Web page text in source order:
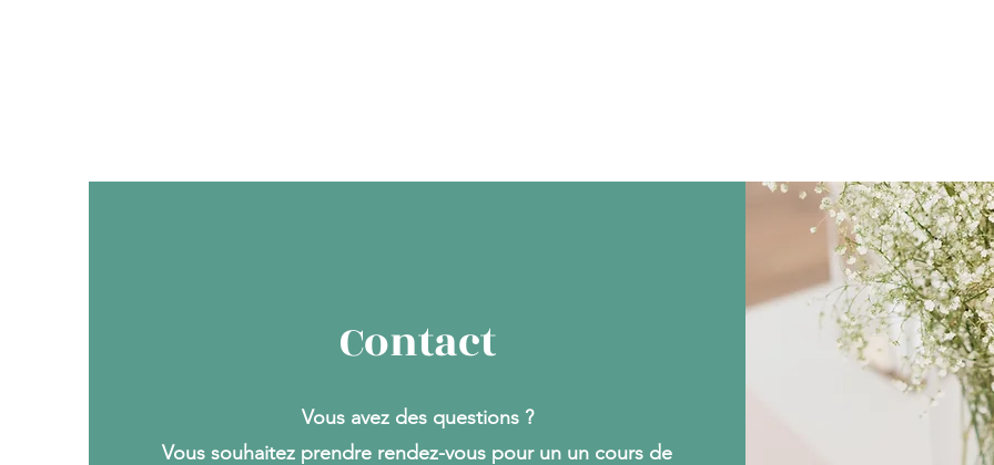
Contact
Vous avez des questions ?
Vous souhaitez prendre rendez-vous pour un un cours de